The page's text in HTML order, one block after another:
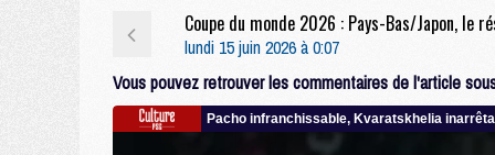
lundi 15 juin 2026 à 0:07
Vous pouvez retrouver les commentaires de l'article